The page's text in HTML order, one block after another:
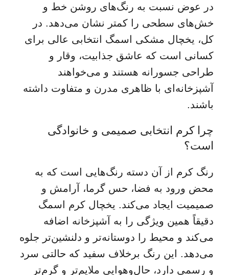
در عوض نسبت به رنگ‌های روشن خط و
خش‌های سطحی را کمتر نشان می‌دهد. در
کل، یخچال مشکی اسمگ انتخابی عالی برای
کسانی است که عاشق جذابیت، وقار و
طراحی جسورانه هستند و می‌خواهند
آشپزخانه‌ای با ظاهری مدرن و متفاوت داشته
باشند.
چرا کرم انتخابی صمیمی و خانوادگی
است؟
رنگ کرم از آن دسته رنگ‌هایی است که به
محض ورود به فضا، حس گرما، آرامش و
صمیمیت ایجاد می‌کند. یخچال کرم اسمگ
دقیقاً همین ویژگی را به آشپزخانه اضافه
می‌کند و محیط را دوستانه‌تر و دلنشین‌تر جلوه
می‌دهد. این رنگ برخلاف سفید که حالتی سرد
و رسمی دارد، حال‌وهوایی ملایم‌تر و گرم‌تر